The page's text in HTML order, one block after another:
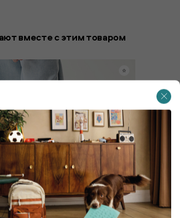
вместе с этим товаром